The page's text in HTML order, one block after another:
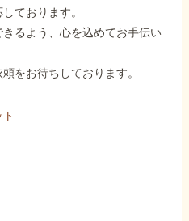
ております。
るよう、心を込めてお手伝い
をお待ちしております。